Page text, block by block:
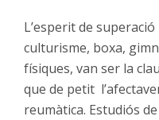
L’esperit de
culturisme, boxa,
físiques, van ser la
que de petit
reumàtica. Estudiós